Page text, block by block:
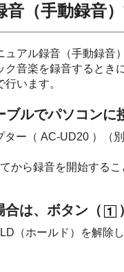
（手動録音
アル録音（手動録音
音楽を録音するとき
います。
ルでパソコンに
ー（ AC-UD20 ）（
から録音を開始するこ
合は、ボタン（
（ホールド）を解除